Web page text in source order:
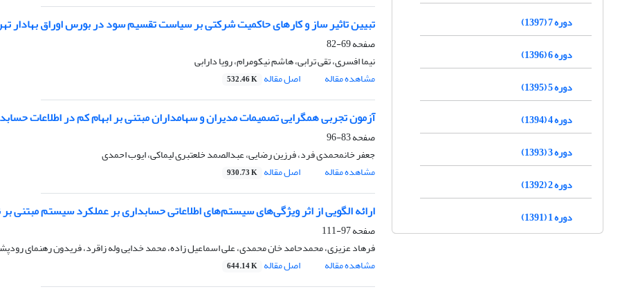
تبیین تاثیر ساز‎ ‎و‎ ‎کارهای حاکمیت شرکتی بر سیاست ‏تقسیم سود در بورس اوراق بهادار تهران
صفحه69-82
نیما افسری، تقی ترابی، هاشم نیکومرام، رویا دارابی
مشاهده مقاله
اصل مقاله 532.46 K
آزمون تجربی همگرایی تصمیمات مدیران و سهامداران مبتنی بر ابهام کم در اطلاعات
صفحه83-96
جعفر خانمحمدی فرد، فرزین رضایی، عبدالصمد خلعتبری لیماکی، ایوب احمدی
مشاهده مقاله
اصل مقاله 930.73 K
ارائه الگویی از اثر ویژگی‌های سیستم‌های اطلاعاتی حسابداری بر عملکرد سیستم مبتنی
صفحه97-111
فرهاد عزیزی، محمدحامد خان محمدی، علی اسماعیل زاده، محمد خدایی وله زاقرد، فریدون رهنمای
مشاهده مقاله
اصل مقاله 644.14 K
دوره 7 (1397)
دوره 6 (1396)
دوره 5 (1395)
دوره 4 (1394)
دوره 3 (1393)
دوره 2 (1392)
دوره 1 (1391)